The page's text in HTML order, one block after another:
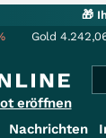
🎁
Gold
eröffnen
Nachrichten